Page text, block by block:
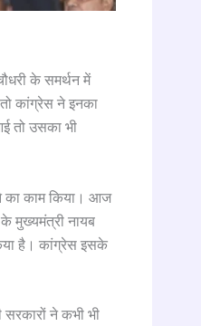
के समर्थन में
कांग्रेस ने इनका
तो उसका भी
का काम किया। आज
मुख्यमंत्री नायब
है। कांग्रेस इसके
ने कभी भी